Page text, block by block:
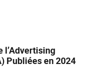
l’Advertising
Publiées en 2024